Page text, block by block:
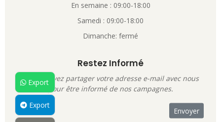
En semaine : 09:00-18:00
Samedi : 09:00-18:00
Dimanche: fermé
Restez Informé
Vous pouvez partager votre adresse e-mail avec nous
pour être informé de nos campagnes.
Export
Export